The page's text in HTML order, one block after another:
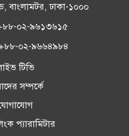
বাংলামটর, ঢাকা-১০০০
০২-৯৬১৩৬১৫
+৮৮-০২-৯৬৬৪৯৮৪
টিভি
সম্পর্কে
প্যারামিটার